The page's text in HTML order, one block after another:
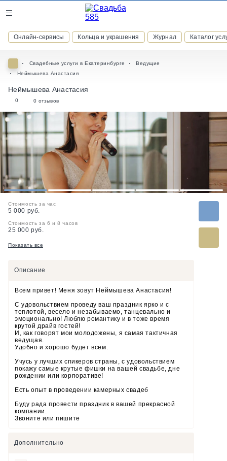
Онлайн-сервисы Кольца и украшения Журнал Каталог
присоединяйтесь к закрытому сообществу и получайте
скидки и бонусы за участие
РЕГИСТРАЦИЯ
Свадебные услуги в Екатеринбурге
Ведущие
Неймышева Анастасия
Неймышева Анастасия
0 0 отзывов
1 2 3 4 5
Стоимость за час
5 000 руб.
Стоимость за 6 и 8 часов
25 000 руб.
Показать все
Описание
Всем привет! Меня зовут Неймышева Анастасия!
С удовольствием проведу ваш праздник ярко и с
теплотой, весело и незабываемо, танцевально и
эмоционально! Люблю романтику и в тоже время
крутой драйв гостей!
И, как говорят мои молодожены, я самая тактичная
ведущая.
Удобно и хорошо будет всем.
Учусь у лучших спикеров страны, с удовольствием
покажу самые крутые фишки на вашей свадьбе, дне
рождении или корпоративе!
Есть опыт в проведении камерных свадеб
Буду рада провести праздник в вашей прекрасной
компании.
Звоните или пишите
Дополнительно